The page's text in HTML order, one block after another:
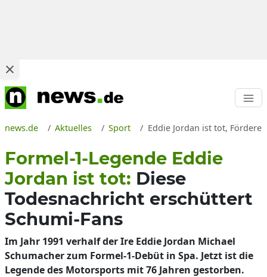
news.de Aktuelles Sport Eddie Jordan ist tot,
Formel-1-Legende Eddie
Jordan ist tot: Diese
Todesnachricht erschüttert
Schumi-Fans
Im Jahr 1991 verhalf der Ire Eddie Jordan Michael
Schumacher zum Formel-1-Debüt in Spa. Jetzt ist die
Legende des Motorsports mit 76 Jahren gestorben.